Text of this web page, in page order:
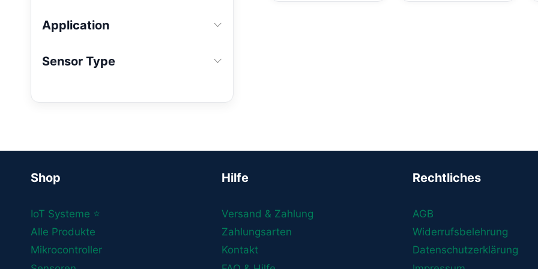
Application
Sensor Type
Shop
IoT Systeme ⭐
Alle Produkte
Mikrocontroller
Hilfe
Versand & Zahlung
Zahlungsarten
Kontakt
Rechtliches
AGB
Widerrufsbelehrung
Datenschutzerklärung